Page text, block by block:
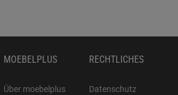
MOEBELPLUS
Über moebelplus
RECHTLICHES
Datenschutz